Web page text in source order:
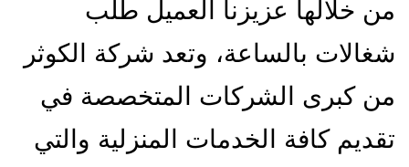
من خلالها عزيزنا العميل طلب
شغالات بالساعة، وتعد شركة الكوثر
من كبرى الشركات المتخصصة في
تقديم كافة الخدمات المنزلية والتي